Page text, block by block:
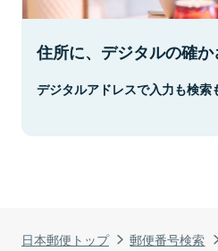
日本郵便トップ 郵便番号検索
住所に、デジタルの確か
デジタルアドレスで入力も検索